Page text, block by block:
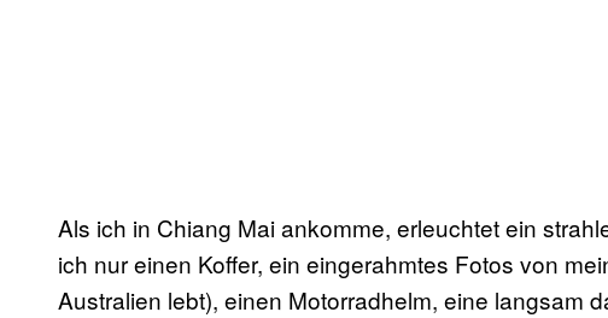
Als ich in Chiang Mai ankomme, erleuchtet ein
ich nur einen Koffer, ein eingerahmtes Fotos von
Australien lebt), einen Motorradhelm, eine langsam